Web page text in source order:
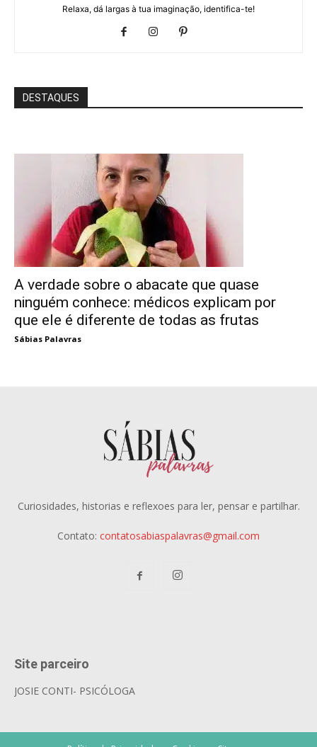
Relaxa, dá largas à tua imaginação, identifica-te!
DESTAQUES
A verdade sobre o abacate que quase
ninguém conhece: médicos explicam por
que ele é diferente de todas as frutas
Sábias Palavras
Curiosidades, historias e reflexoes para ler, pensar e partilhar.
Contato: contatosabiaspalavras@gmail.com
Site parceiro
JOSIE CONTI- PSICÓLOGA